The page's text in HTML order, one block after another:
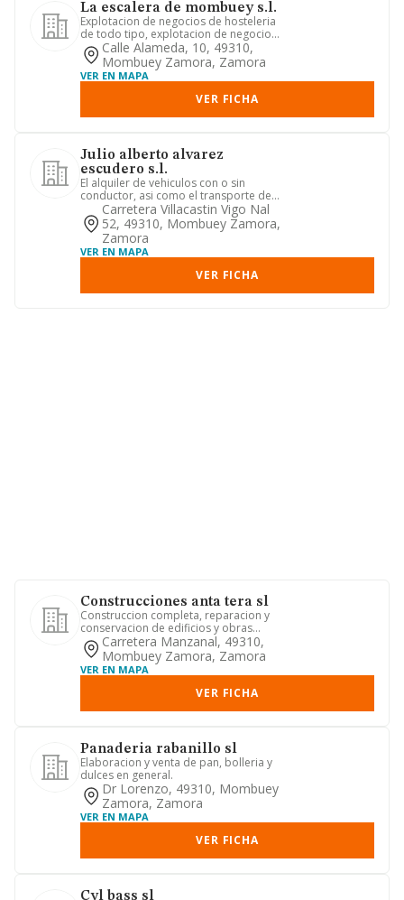
La escalera de mombuey s.l.
Explotacion de negocios de hosteleria
de todo tipo, explotacion de negocios
dedicados a todo tipo d...
Calle Alameda, 10, 49310,
Mombuey Zamora, Zamora
VER EN MAPA
VER FICHA
Julio alberto alvarez
escudero s.l.
El alquiler de vehiculos con o sin
conductor, asi como el transporte de
mercancias. la adquisicion,...
Carretera Villacastin Vigo Nal
52, 49310, Mombuey Zamora,
Zamora
VER EN MAPA
VER FICHA
Construcciones anta tera sl
Construccion completa, reparacion y
conservacion de edificios y obras
publicas.
Carretera Manzanal, 49310,
Mombuey Zamora, Zamora
VER EN MAPA
VER FICHA
Panaderia rabanillo sl
Elaboracion y venta de pan, bolleria y
dulces en general.
Dr Lorenzo, 49310, Mombuey
Zamora, Zamora
VER EN MAPA
VER FICHA
Cyl bass sl